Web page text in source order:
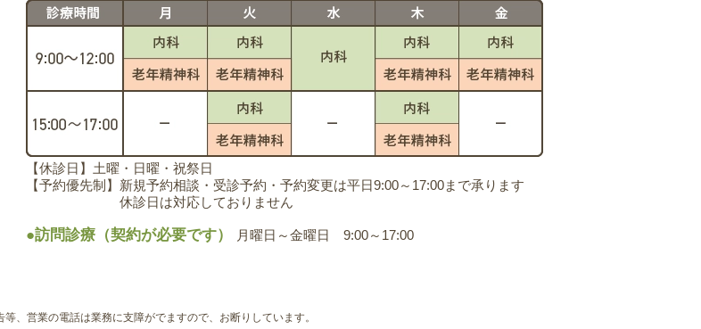
【休診日】土曜・日曜・祝祭日
【予約優先制】新規予約相談・受診予約・予約変更は平日9:00～17:00まで承ります
休診日は対応しておりません
●訪問診療（契約が必要です） 月曜日～金曜日 9:00～17:00
、営業の電話は業務に支障がでますので、お断りしています。